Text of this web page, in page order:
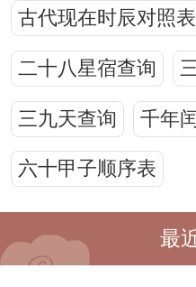
古代现在时辰对照表
二十八星宿查询
三九天查询 千年
六十甲子顺序表
最